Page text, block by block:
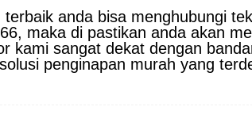
terbaik anda bisa menghubungi
maka di pastikan anda akan
kami sangat dekat dengan
penginapan murah yang